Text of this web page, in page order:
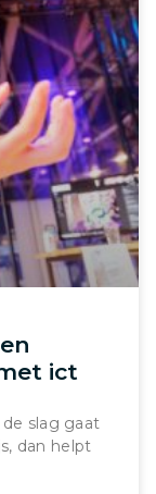
ict
de slag gaat
dan helpt